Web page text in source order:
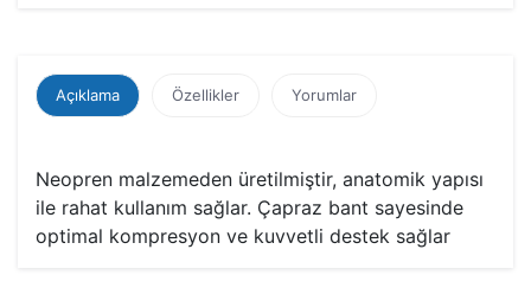
Açıklama Özellikler Yorumlar
Neopren malzemeden üretilmiştir, anatomik yapısı
ile rahat kullanım sağlar. Çapraz bant sayesinde
optimal kompresyon ve kuvvetli destek sağlar